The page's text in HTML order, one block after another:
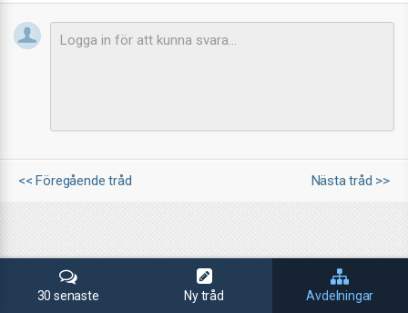
<< Föregående tråd Nästa tråd >>
30 senaste Ny tråd Avdelningar